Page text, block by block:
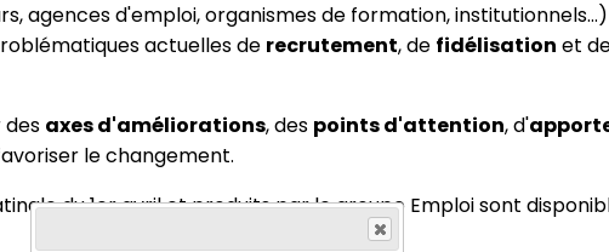
agences d'emploi, organismes de formation,
actuelles de recrutement, de fidélisation et
axes d'améliorations, des points d'attention, d'
le changement.
du 1er avril et produits par le groupe Emploi sont